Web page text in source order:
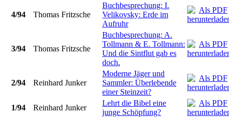
4/94 Thomas Fritzsche
Buchbesprechung: I.
Velikovsky: Erde im
Aufruhr
3/94 Thomas Fritzsche
Buchbesprechung: A.
Tollmann & E. Tollmann:
Und die Sintflut gab es
doch.
2/94 Reinhard Junker
Moderne Jäger und
Sammler: Überlebende
einer Steinzeit?
1/94
Reinhard Junker
Lehrt die Bibel eine
junge Schöpfung?